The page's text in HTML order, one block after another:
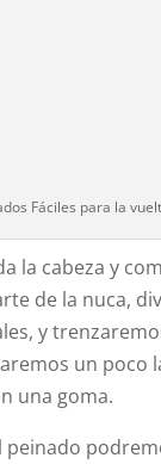
Fáciles para la
la cabeza y
de la nuca,
y
un poco
una goma.
peinado